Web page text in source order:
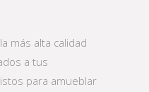
más alta calidad
a tus
para amueblar